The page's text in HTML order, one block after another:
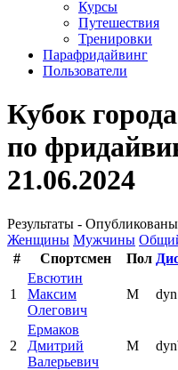
Курсы
Путешествия
Тренировки
Парафридайвинг
Пользователи
Кубок
по
21.06.2024
Результаты - Опубликованы
Женщины Мужчины
#
Спортсмен Пол
1
Евсютин
Максим
Олегович
М dyn
2
Ермаков
Дмитрий
Валерьевич
М